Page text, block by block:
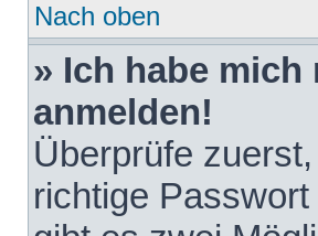
Nach oben
» Ich habe
anmelden!
Überprüfe
richtige